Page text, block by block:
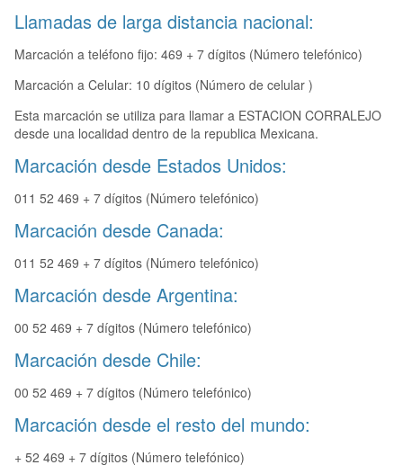
Llamadas de larga distancia nacional:
Marcación a teléfono fijo: 469 + 7 dígitos (Número telefónico)
Marcación a Celular: 10 dígitos (Número de celular )
Esta marcación se utiliza para llamar a ESTACION CORRALEJO
desde una localidad dentro de la republica Mexicana.
Marcación desde Estados Unidos:
011 52 469 + 7 dígitos (Número telefónico)
Marcación desde Canada:
011 52 469 + 7 dígitos (Número telefónico)
Marcación desde Argentina:
00 52 469 + 7 dígitos (Número telefónico)
Marcación desde Chile:
00 52 469 + 7 dígitos (Número telefónico)
Marcación desde el resto del mundo:
+ 52 469 + 7 dígitos (Número telefónico)